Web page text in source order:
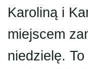
Karoliną i
miejscem
niedzielę.